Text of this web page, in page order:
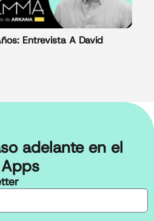
Entrevista A David
adelante en el